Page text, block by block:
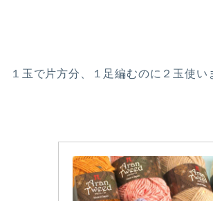
１玉で片方分、１足編むのに２玉使い